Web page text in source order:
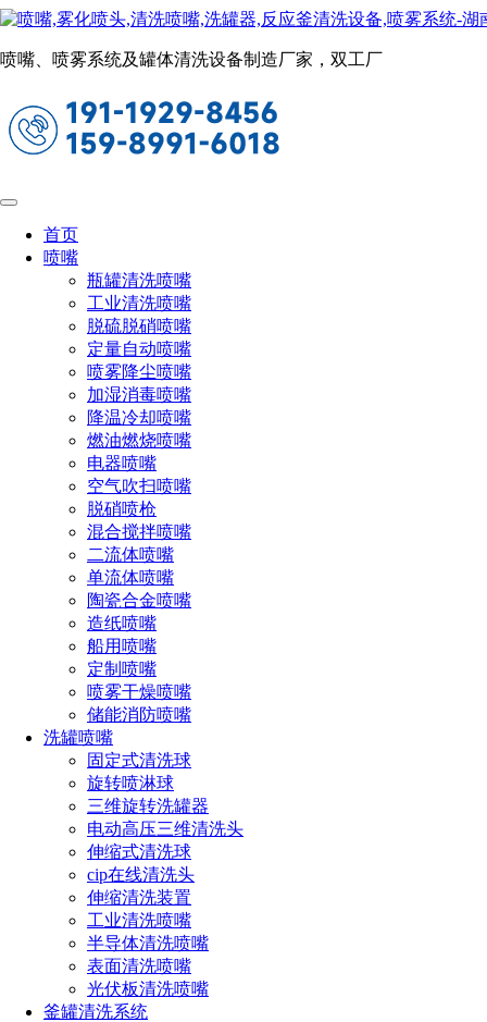
喷嘴、喷雾系统及罐体清洗设备制造厂家，双工厂
首页
喷嘴
瓶罐清洗喷嘴
工业清洗喷嘴
脱硫脱硝喷嘴
定量自动喷嘴
喷雾降尘喷嘴
加湿消毒喷嘴
降温冷却喷嘴
燃油燃烧喷嘴
电器喷嘴
空气吹扫喷嘴
脱硝喷枪
混合搅拌喷嘴
二流体喷嘴
单流体喷嘴
陶瓷合金喷嘴
造纸喷嘴
船用喷嘴
定制喷嘴
喷雾干燥喷嘴
储能消防喷嘴
洗罐喷嘴
固定式清洗球
旋转喷淋球
三维旋转洗罐器
电动高压三维清洗头
伸缩式清洗球
cip在线清洗头
伸缩清洗装置
工业清洗喷嘴
半导体清洗喷嘴
表面清洗喷嘴
光伏板清洗喷嘴
釜罐清洗系统
各类桶清洗设备
高效节能，清洗效果好
长原1000L锂盐桶清洗与烘干系统采用先进的三维旋转清洗技
术和烘干技术，结合高效的自动化控制系统，实现了对锂盐桶
内部和外部的全面、彻底清洗与快速烘干。
系统特点
采用超高压三维洗罐器，实现封闭容器的全方位扫描清洗，确
保清洗无死角。
整个清洗与烘干过程实现全自动化操作，减少人工参与，降低
劳动强度。
系统配备安全防护装置和自动停机报警功能，确保操作安全。